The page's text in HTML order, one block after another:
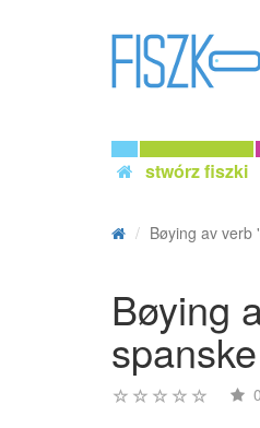
stwórz fiszki
Bøying av verb
Bøying
0